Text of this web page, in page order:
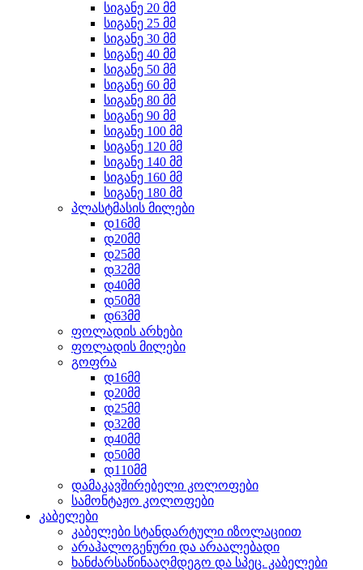
სიგანე 20 მმ
სიგანე 25 მმ
სიგანე 30 მმ
სიგანე 40 მმ
სიგანე 50 მმ
სიგანე 60 მმ
სიგანე 80 მმ
სიგანე 90 მმ
სიგანე 100 მმ
სიგანე 120 მმ
სიგანე 140 მმ
სიგანე 160 მმ
სიგანე 180 მმ
პლასტმასის მილები
დ16მმ
დ20მმ
დ25მმ
დ32მმ
დ40მმ
დ50მმ
დ63მმ
ფოლადის არხები
ფოლადის მილები
გოფრა
დ16მმ
დ20მმ
დ25მმ
დ32მმ
დ40მმ
დ50მმ
დ110მმ
დამაკავშირებელი კოლოფები
სამონტაჟო კოლოფები
კაბელები
კაბელები სტანდარტული იზოლაციით
არაჰალოგენური და არაალებადი
ხანძარსაწინააღმდეგო და სპეც. კაბელები